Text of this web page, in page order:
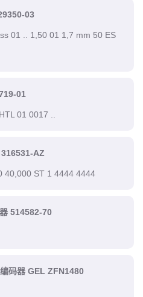
03
01 .. 1,50 01 1,7 mm 50 ES
01
01 0017 ..
AZ
40,000 ST 1 4444 4444
514582-70
码器 GEL ZFN1480